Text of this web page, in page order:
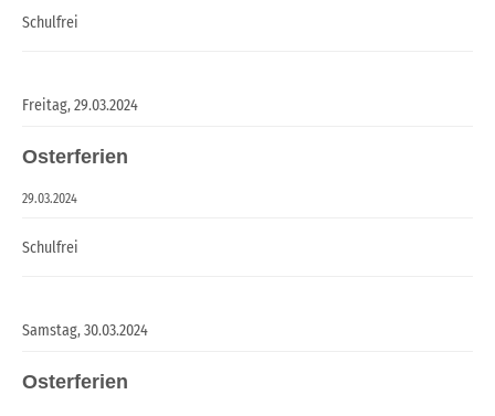
Schulfrei
Freitag,29.03.2024
Osterferien
29.03.2024
Schulfrei
Samstag,30.03.2024
Osterferien